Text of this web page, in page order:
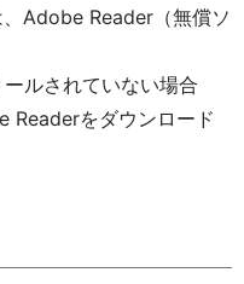
Adobe Reader（無償ソ
ルされていない場合
Readerをダウンロード